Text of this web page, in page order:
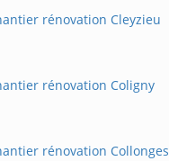
rénovation Cleyzieu
rénovation Coligny
rénovation Collonges